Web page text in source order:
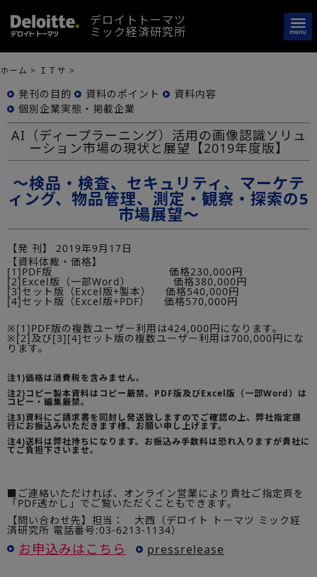
デロイトトーマツ
ミック経済研究所
ホーム > ＩＴサ >
発刊の目的 資料のポイント
資料内容
個別企業実態・掲載企業
AI（ディープラーニング）活用の画像認識ソリュ
ーション市場の現状と展望【2019年度版】
～検品・検査、セキュリティ、マーケテ
ィング、物品管理、測定・観察・探索の5
市場展望～
【発 刊】
2019年9月17日
【資料体裁・価格】
[1]PDF版 価格230,000円
[2]Excel版（一部Word） 価格380,000円
[3]セット版（Excel版+製本） 価格540,000円
[4]セット版（Excel版+PDF） 価格570,000円
※[1]PDF版の複数ユーザー利用は424,000円になります。
※[2]及び[3][4]セット版の複数ユーザー利用は700,000円にな
ります。
注1)価格は消費税を含みません。
注2)コピー製本資料はコピー厳禁。PDF版及びExcel版（一部Word）は
コピー・編集厳禁。
注3)資料にご請求書を同封し発送致しますのでご確認の上、弊社指定銀
行にお振込みいただきます様、お願い申し上げます。
注4)送料は弊社持ちになります。お振込み手数料は恐れ入りますが貴社に
てご負担下さいませ。
■ご連絡いただければ、オンライン営業により貴社ご指定頁を
「PDF透かし」でご覧いただくこともできます。
【問い合わせ先】担当： 大西（デロイト トーマツ ミック経
済研究所 電話番号:03-6213-1134）
お申込みはこちら pressrelease